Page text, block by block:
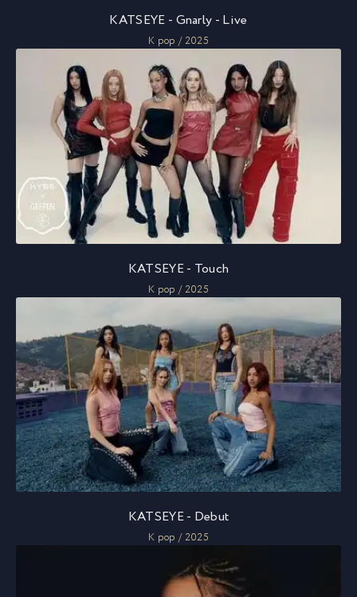
KATSEYE - Gnarly - Live
K pop / 2025
KATSEYE - Touch
K pop / 2025
KATSEYE - Debut
K pop / 2025